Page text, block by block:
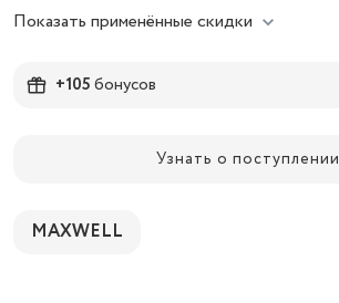
Показать применённые скидки
+105бонусов
Узнать о поступлении
MAXWELL